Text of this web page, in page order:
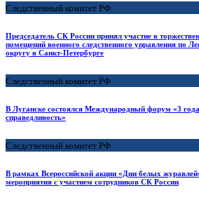
Следственный комитет РФ
Председатель СК России принял участие в
помещений военного следственного управления по
округу в Санкт-Петербурге
Следственный комитет РФ
В Луганске состоялся Международный форум «3
справедливость»
Следственный комитет РФ
В рамках Всероссийской акции «Дни белых
мероприятия с участием сотрудников СК России